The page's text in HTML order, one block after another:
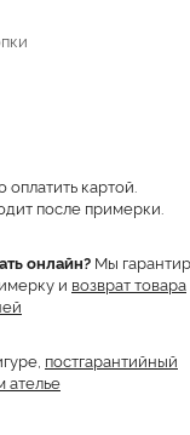
картой.
после примерки.
онлайн? Мы
и возврат товара
постгарантийный
ателье